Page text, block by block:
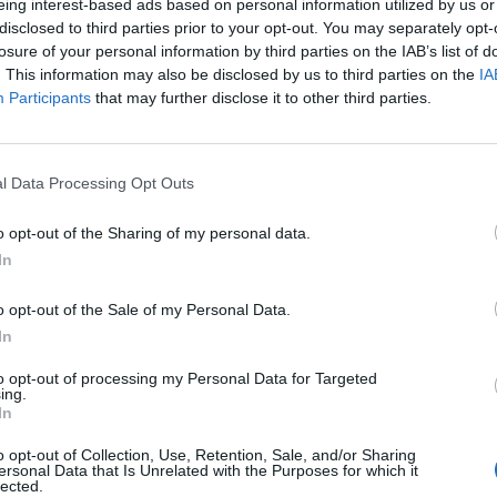
interest-based ads based on personal information utilized by us
to third parties prior to your opt-out. You may separately
of your personal information by third parties on the IAB’s list of
This information may also be disclosed by us to third parties on the
Participants that may further disclose it to other third parties.
Data Processing Opt Outs
opt-out of the Sharing of my personal data.
opt-out of the Sale of my Personal Data.
opt-out of processing my Personal Data for Targeted
opt-out of Collection, Use, Retention, Sale, and/or Sharing
Data that Is Unrelated with the Purposes for which it
Nem szabad persze megfeledkezni a
arra, hogy miért nincs a mostaninál jóval
árfolyama. Kiemelten fontos, hogy az állammal
ami megnehezíti a tisztánlátást.
az áramszolgáltatókkalA jellemzően osztalék
évek kedvezőtlen szabályozói változtatásai, valamint az
alacsonyabb osztalékok után a befektetők elkezdtek egy
portfolio.hu hírarchívumához tartozik, melynek olvasása
tartalmazza:
elmúlt 2 év napon belüli